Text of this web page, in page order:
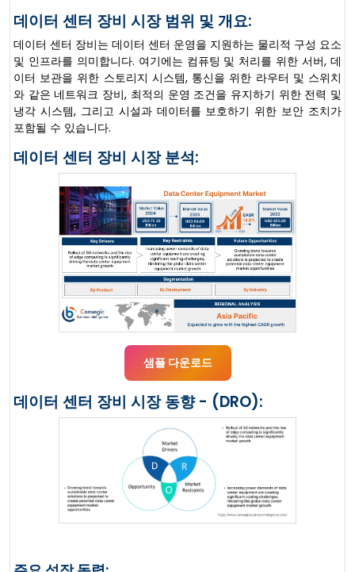
데이터 센터 장비 시장 범위 및 개요:
데이터 센터 장비는 데이터 센터 운영을 지원하는 물리적 구성 요소
및 인프라를 의미합니다. 여기에는 컴퓨팅 및 처리를 위한 서버, 데
이터 보관을 위한 스토리지 시스템, 통신을 위한 라우터 및 스위치
와 같은 네트워크 장비, 최적의 운영 조건을 유지하기 위한 전력 및
냉각 시스템, 그리고 시설과 데이터를 보호하기 위한 보안 조치가
포함될 수 있습니다.
데이터 센터 장비 시장 분석:
샘플 다운로드
데이터 센터 장비 시장 동향 - (DRO):